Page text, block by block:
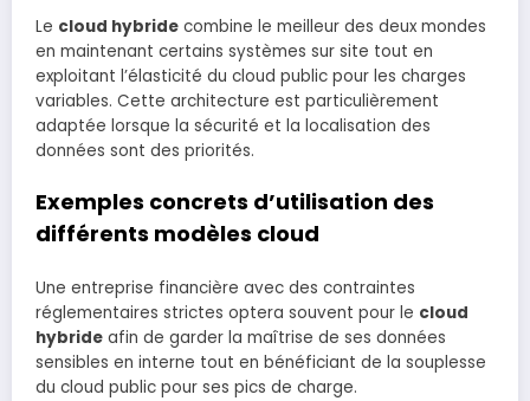
Le cloud hybride combine le meilleur des deux mondes
en maintenant certains systèmes sur site tout en
exploitant l’élasticité du cloud public pour les charges
variables. Cette architecture est particulièrement
adaptée lorsque la sécurité et la localisation des
données sont des priorités.
Exemples concrets d’utilisation des
différents modèles cloud
Une entreprise financière avec des contraintes
réglementaires strictes optera souvent pour le cloud
hybride afin de garder la maîtrise de ses données
sensibles en interne tout en bénéficiant de la souplesse
du cloud public pour ses pics de charge.